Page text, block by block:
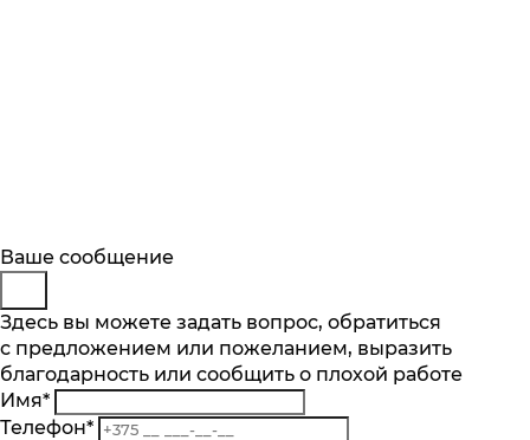
Описание
Отзывы
Основные характеристики
Мощность Вт.
600
Количество насадок шт.
Будьте в курсе
Подпишитесь на последние обновления
и узнавайте о новинках и специальных
предложениях первыми
Подписаться
Заказ обратного звонка
Представьтесь
Телефон*
Комментарий
Ваше сообщение
Здесь вы можете задать вопрос, обратиться
с предложением или пожеланием, выразить
благодарность или сообщить о плохой работе
Имя*
Телефон*